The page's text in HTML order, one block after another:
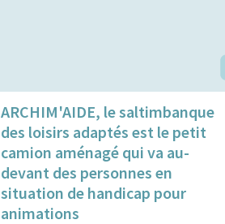
ARCHIM'AIDE, le saltimbanque
des loisirs adaptés est le petit
camion aménagé qui va au-
devant des personnes en
situation de handicap pour
animations